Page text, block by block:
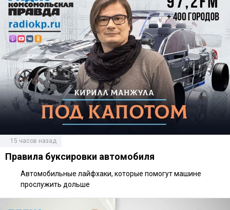
15 часов назад
Правила буксировки автомобиля
Автомобильные лайфхаки, которые помогут машине
прослужить дольше